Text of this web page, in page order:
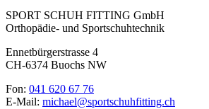
SPORT SCHUH FITTING GmbH
Orthopädie- und Sportschuhtechnik
Ennetbürgerstrasse 4
CH-6374 Buochs NW
Fon: 041 620 67 76
E-Mail: michael@sportschuhfitting.ch